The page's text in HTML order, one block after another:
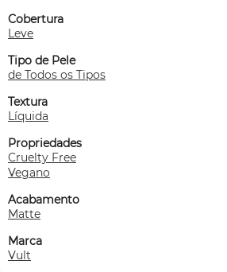
Cobertura
Leve
Tipo de Pele
de Todos os Tipos
Textura
Líquida
Propriedades
Cruelty Free
Vegano
Acabamento
Matte
Marca
Vult